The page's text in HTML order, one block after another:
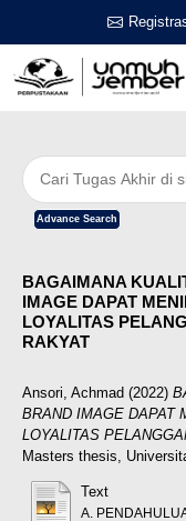
Advance Search
BAGAIMANA
IMAGE DAPAT
LOYALITAS
RAKYAT
Ansori, Achmad (2022)
BRAND IMAGE DAPAT
LOYALITAS
Masters thesis,
Text
A.